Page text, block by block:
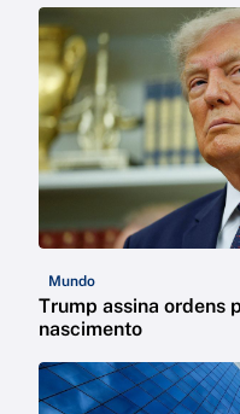
Mundo
Trump assina ordens
nascimento